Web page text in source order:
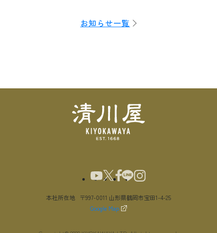
お知らせ一覧
本社所在地
〒997-0011 山形県鶴岡市宝田1-4-25
Google Map